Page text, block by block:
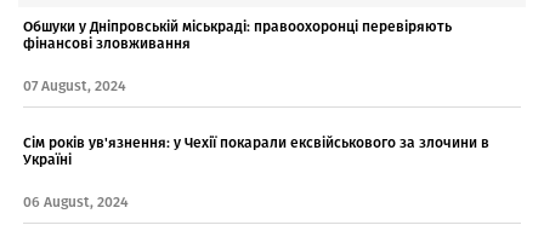
Обшуки у Дніпровській міськраді: правоохоронці перевіряють
фінансові зловживання
07 August, 2024
Сім років ув'язнення: у Чехії покарали ексвійськового за злочини в
Україні
06 August, 2024